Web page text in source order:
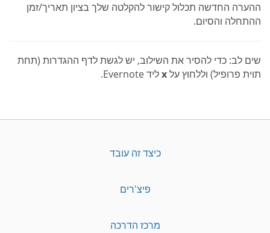
ההערה החדשה תכלול קישור להקלטה שלך בציון תאריך/זמן
ההתחלה והסיום.
שים לב: כדי להסיר את השילוב, יש לגשת לדף ההגדרות (תחת
תוית פרופיל) וללחוץ עלxליד Evernote.
כיצד זה עובד
פיצ'רים
מרכז הדרכה